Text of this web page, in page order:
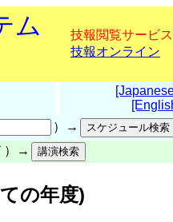
ム
技報閲覧サービス
技報オンライン
）→
）→
の年度)